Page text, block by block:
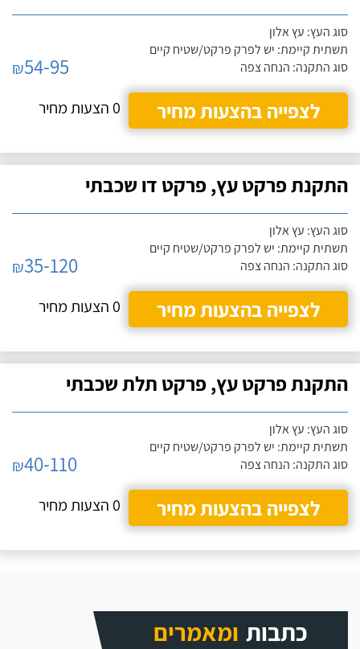
סוג העץ: עץ אלון
תשתית קיימת: יש לפרק פרקט/שטיח קיים
סוג התקנה: הנחה צפה
₪54-95
לצפייה בהצעות מחיר
0 הצעות מחיר
התקנת פרקט עץ, פרקט דו שכבתי
סוג העץ: עץ אלון
תשתית קיימת: יש לפרק פרקט/שטיח קיים
סוג התקנה: הנחה צפה
₪35-120
לצפייה בהצעות מחיר
0 הצעות מחיר
התקנת פרקט עץ, פרקט תלת שכבתי
סוג העץ: עץ אלון
תשתית קיימת: יש לפרק פרקט/שטיח קיים
סוג התקנה: הנחה צפה
₪40-110
לצפייה בהצעות מחיר
0 הצעות מחיר
כתבות ומאמרים